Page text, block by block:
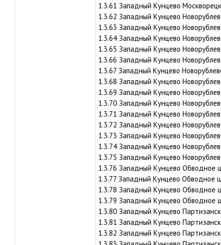
1.3.61 Западный Кунцево
1.3.62 Западный Кунцево
1.3.63 Западный Кунцево
1.3.64 Западный Кунцево
1.3.65 Западный Кунцево
1.3.66 Западный Кунцево
1.3.67 Западный Кунцево
1.3.68 Западный Кунцево
1.3.69 Западный Кунцево
1.3.70 Западный Кунцево
1.3.71 Западный Кунцево
1.3.72 Западный Кунцево
1.3.73 Западный Кунцево
1.3.74 Западный Кунцево
1.3.75 Западный Кунцево
1.3.76 Западный Кунцево Обводное
1.3.77 Западный Кунцево Обводное
1.3.78 Западный Кунцево Обводное
1.3.79 Западный Кунцево Обводное
1.3.80 Западный Кунцево
1.3.81 Западный Кунцево
1.3.82 Западный Кунцево